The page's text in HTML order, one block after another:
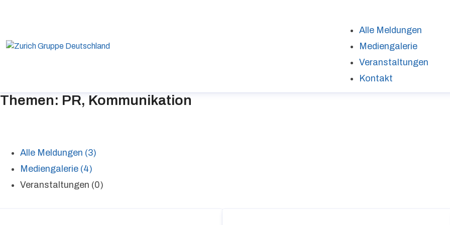
Alle Meldungen
Mediengalerie
Veranstaltungen
Kontakt
Themen: PR, Kommunikation
Alle Meldungen (3)
Mediengalerie (4)
Veranstaltungen (0)